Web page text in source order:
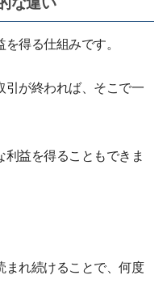
得る仕組みです。
引が終われば、そこで一
利益を得ることもできま
まれ続けることで、何度